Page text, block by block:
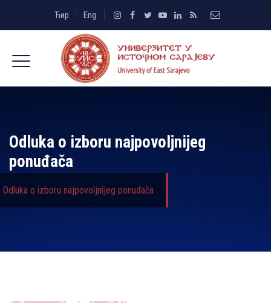
Ћир Eng
Odluka o izboru najpovoljnijeg
ponuđača
Odluka o izboru najpovoljnijeg ponuđača